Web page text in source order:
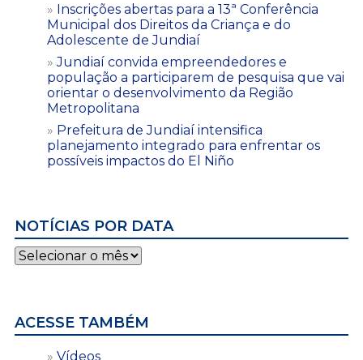
Inscrições abertas para a 13ª Conferência
Municipal dos Direitos da Criança e do
Adolescente de Jundiaí
Jundiaí convida empreendedores e
população a participarem de pesquisa que vai
orientar o desenvolvimento da Região
Metropolitana
Prefeitura de Jundiaí intensifica
planejamento integrado para enfrentar os
possíveis impactos do El Niño
NOTÍCIAS POR DATA
Notícias
por
ACESSE TAMBÉM
Vídeos